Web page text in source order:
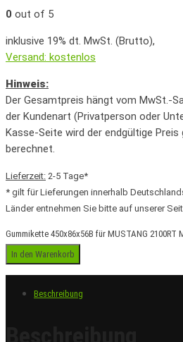
0 out of 5
inklusive 19% dt. MwSt. (Brutto),
Versand: kostenlos
Hinweis:
Der Gesamtpreis hängt vom MwSt.-
der Kundenart (Privatperson oder
Kasse-Seite wird der endgültige Preis
berechnet.
Lieferzeit: 2-5 Tage*
* gilt für Lieferungen innerhalb
Länder entnehmen Sie bitte auf unserer
Gummikette 450x86x56B für MUSTANG 2100RT
In den Warenkorb
Beschreibung